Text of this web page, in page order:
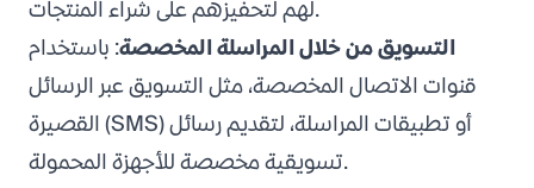
لهم لتحفيزهم على شراء المنتجات.
التسويق من خلال المراسلة المخصصة: باستخدام
قنوات الاتصال المخصصة، مثل التسويق عبر الرسائل
القصيرة (SMS) أو تطبيقات المراسلة، لتقديم رسائل
تسويقية مخصصة للأجهزة المحمولة.